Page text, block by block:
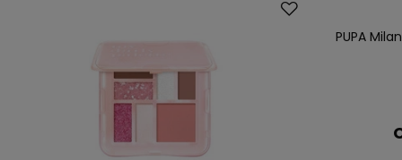
PUPA